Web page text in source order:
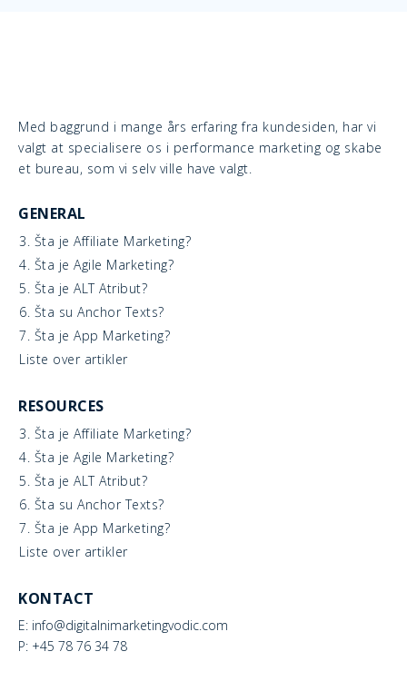
Med baggrund i mange års erfaring fra kundesiden, har vi
valgt at specialisere os i performance marketing og skabe
et bureau, som vi selv ville have valgt.
GENERAL
3. Šta je Affiliate Marketing?
4. Šta je Agile Marketing?
5. Šta je ALT Atribut?
6. Šta su Anchor Texts?
7. Šta je App Marketing?
Liste over artikler
RESOURCES
3. Šta je Affiliate Marketing?
4. Šta je Agile Marketing?
5. Šta je ALT Atribut?
6. Šta su Anchor Texts?
7. Šta je App Marketing?
Liste over artikler
KONTACT
E: info@digitalnimarketingvodic.com
P: +45 78 76 34 78